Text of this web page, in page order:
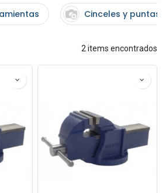
Cinceles y puntas
2 items encontrados